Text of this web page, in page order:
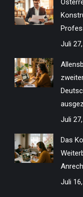
new
window
new
window
new
window
new
Juli
Juli
Das
Juli